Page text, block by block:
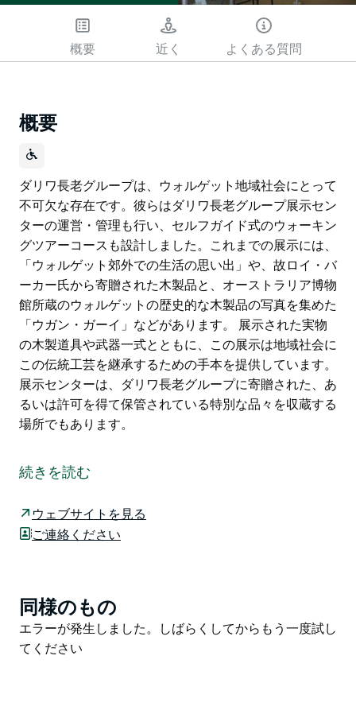
概要 近く よくある質問
概要
ダリワ長老グループは、ウォルゲット地域社会にとって
不可欠な存在です。彼らはダリワ長老グループ展示セン
ターの運営・管理も行い、セルフガイド式のウォーキン
グツアーコースも設計しました。これまでの展示には、
「ウォルゲット郊外での生活の思い出」や、故ロイ・バ
ーカー氏から寄贈された木製品と、オーストラリア博物
館所蔵のウォルゲットの歴史的な木製品の写真を集めた
「ウガン・ガーイ」などがあります。 展示された実物
の木製道具や武器一式とともに、この展示は地域社会に
この伝統工芸を継承するための手本を提供しています。
展示センターは、ダリワ長老グループに寄贈された、あ
るいは許可を得て保管されている特別な品々を収蔵する
場所でもあります。
不可欠な存在です。彼らはダリワ長老グループ展示セン
ターの運営・管理も行い、セルフガイド式のウォーキン
「ウォルゲット郊外での生活の思い出」や、故ロイ・バ
ーカー氏から寄贈された木製品と、オーストラリア博物
展示された実物の木製道具や武器一式とともに、この展
示は地域社会にこの伝統工芸を継承するための手本を提
供しています。
続きを読む
ウェブサイトを見る
ご連絡ください
Product
List
同様のもの
Product
List
エラーが発生しました。しばらくしてからもう一度試し
てください